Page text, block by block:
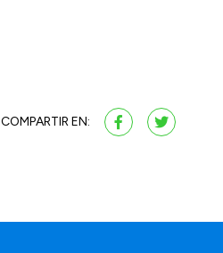
COMPARTIR EN: